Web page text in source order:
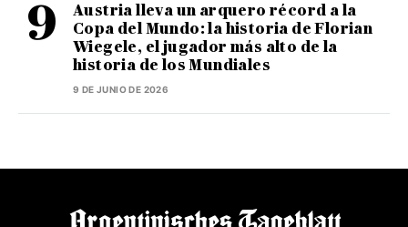
Austria lleva un arquero récord a la
Copa del Mundo: la historia de Florian
Wiegele, el jugador más alto de la
historia de los Mundiales
9 DE JUNIO DE 2026